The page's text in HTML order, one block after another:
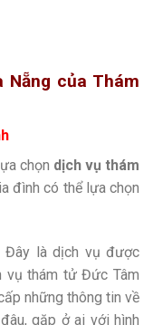
Nẵng của Thám
chọn dịch vụ thám
đình có thể lựa chọn
Đây là dịch vụ được
vụ thám tử Đức Tâm
những thông tin về
gặp ở ai với hình